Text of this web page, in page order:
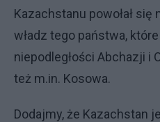
Kazachstanu powołał
władz tego państwa,
niepodległości Abchazji i
też m.in. Kosowa.
Dodajmy, że Kazachstan